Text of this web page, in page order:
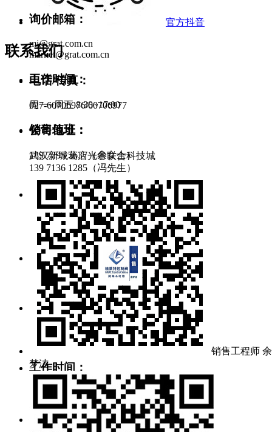
询价邮箱：
mj@grat.com.cn
market@grat.com.cn
工作时间：
周一~周五 8:30~17:00
公司地址：
武汉新城葛店光谷联合科技城
销售工程师 余
梦洁
官方抖音
联系我们
电话/传真：
027-60706976/60706977
销售值班：
189 7295 5637（余女士）
139 7136 1285（冯先生）
售后服务：
134 0715 3645（范工）
138 0716 7192（吕工）
零件采购：
pur@gratcn.com
询价邮箱：
mj@grat.com.cn
market@grat.com.cn
工作时间：
周一~周五 8:30~17:00
公司地址：